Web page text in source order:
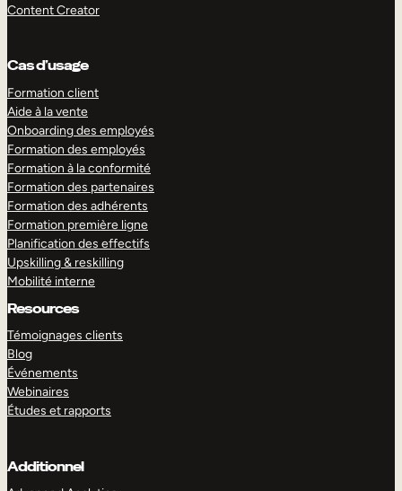
Content Creator
Cas d’usage
Formation client
Aide à la vente
Onboarding des employés
Formation des employés
Formation à la conformité
Formation des partenaires
Formation des adhérents
Formation première ligne
Planification des effectifs
Upskilling & reskilling
Mobilité interne
Resources
Témoignages clients
Blog
Événements
Webinaires
Études et rapports
Additionnel